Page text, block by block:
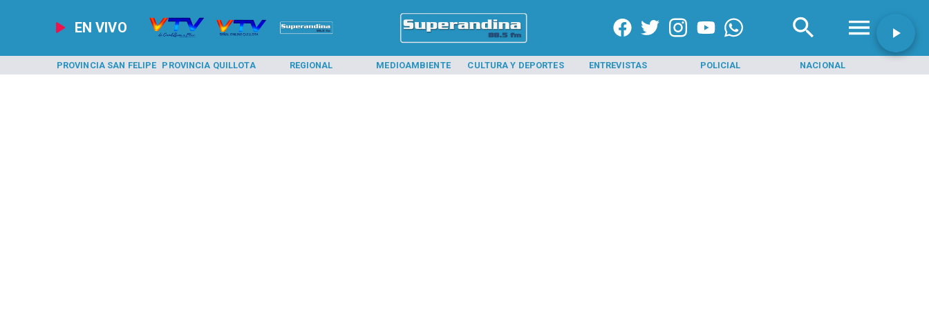
EN VIVO
PROVINCIA SAN FELIPE PROVINCIA QUILLOTA REGIONAL MEDIOAMBIENTE CULTURA Y DEPORTES ENTREVISTAS POLICIAL NACIONAL